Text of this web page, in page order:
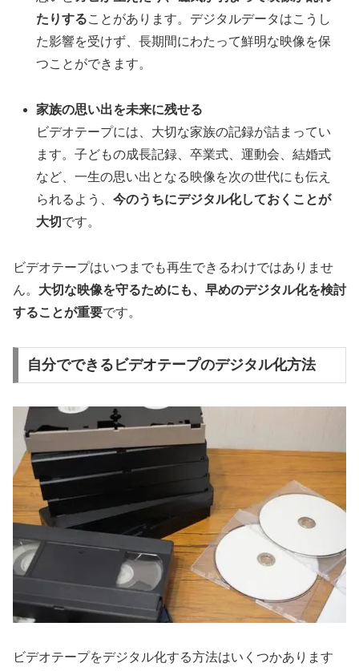
たりすることがあります。デジタルデータはこうし
た影響を受けず、長期間にわたって鮮明な映像を保
つことができます。
家族の思い出を未来に残せる
ビデオテープには、大切な家族の記録が詰まってい
ます。子どもの成長記録、卒業式、運動会、結婚式
など、一生の思い出となる映像を次の世代にも伝え
られるよう、今のうちにデジタル化しておくことが
大切 です。
ビデオテープはいつまでも再生できるわけではありませ
ん。 大切な映像を守るためにも、早めのデジタル化を検討
することが重要です。
自分でできるビデオテープのデジタル化方法
ビデオテープをデジタル化する方法はいくつかあります